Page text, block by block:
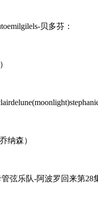
贝多芬：
纳森）
弦乐队-阿波罗回来第28